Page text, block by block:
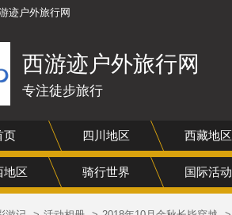
迹户外旅行网
西游迹户外旅行网
专注徒步旅行
页 四川地区 西藏地区
地区 骑行世界 国际活动